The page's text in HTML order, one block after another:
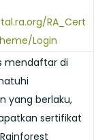
RA_Cert
Login
mendaftar di
yang berlaku,
sertifikat